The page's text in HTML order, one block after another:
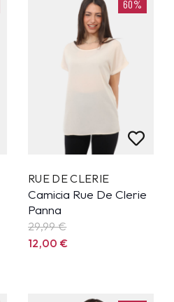
60%
RUE DE CLERIE
Camicia Rue De Clerie
Panna
29,99€
12,00€